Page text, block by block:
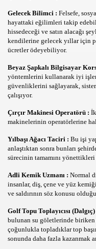
Gelecek Bilimci : Felsefe,
hayattaki eğilimleri takip
hissedeceği ve satın alacağı
kendilerine gelecek yıllar için
ücretler ödeyebiliyor.
Beyaz Şapkalı Bilgisayar
yöntemlerini kullanarak iyi
güvenliklerini sağlayarak,
çalışıyor.
Çırçır Makinesi Operatörü :
makinelerinin operatörlerine
Yılbaşı Ağacı Taciri : Bu işi
anlaştıktan sonra bunları
sürecinin tamamını
Adli Kemik Uzmanı : Normal
insanlar, diş, çene ve yüz
ve saldırının söz konusu
Golf Topu Toplayıcısı (Dalgıç)
bulunan su göletlerinde
çoğunlukla topladıklar top
sonunda daha fazla kazanmak
asamalar
isletmeler
yaklasimler